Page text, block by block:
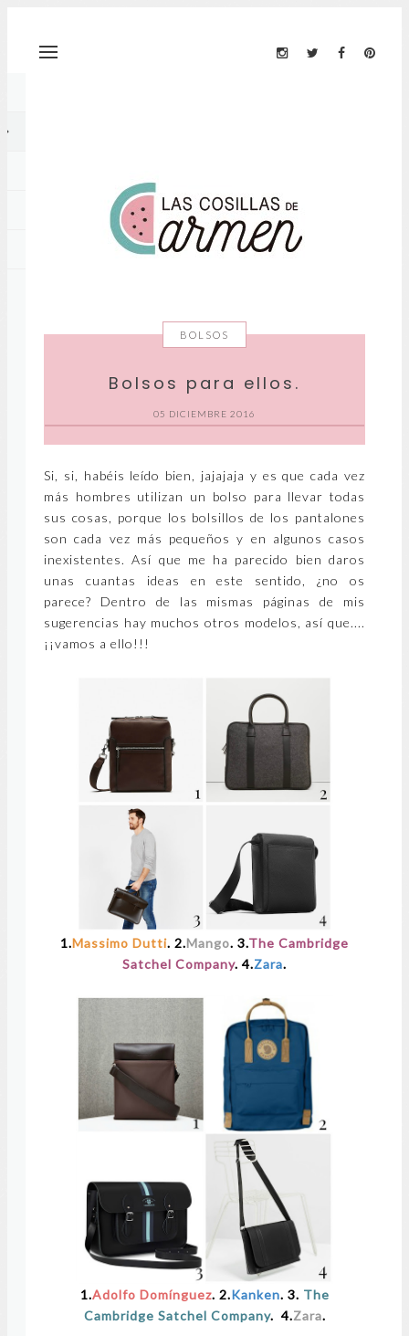
BOLSOS
Bolsos para ellos.
05 DICIEMBRE 2016
Si, si, habéis leído bien, jajajaja y es que cada vez
más hombres utilizan un bolso para llevar todas
sus cosas, porque los bolsillos de los pantalones
son cada vez más pequeños y en algunos casos
inexistentes. Así que me ha parecido bien daros
unas cuantas ideas en este sentido, ¿no os
parece? Dentro de las mismas páginas de mis
sugerencias hay muchos otros modelos, así que....
¡¡vamos a ello!!!
1.Massimo Dutti. 2.Mango. 3.The Cambridge
Satchel Company. 4.Zara.
1.Adolfo Domínguez. 2.Kanken. 3. The
Cambridge Satchel Company. 4.Zara.